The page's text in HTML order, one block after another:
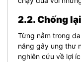
2.2. Chống
Từng nằm trong
năng gây ung thư
nghiên cứu về lợi